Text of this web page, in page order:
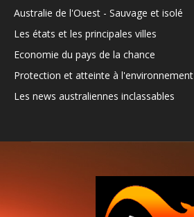
Australie de l'Ouest - Sauvage et isolé
Les états et les principales villes
Economie du pays de la chance
Protection et atteinte à l'environnement
Les news australiennes inclassables